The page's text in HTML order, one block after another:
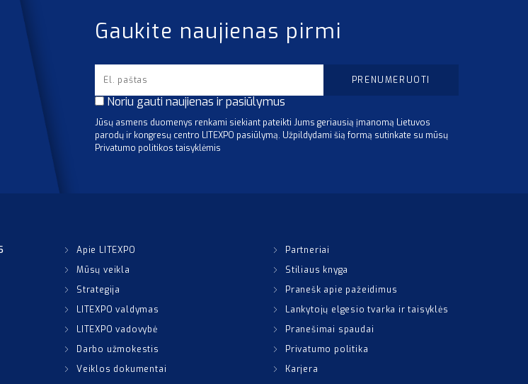
Gaukite naujienas pirmi
Noriu gauti naujienas ir pasiūlymus
Jūsų asmens duomenys renkami siekiant pateikti Jums geriausią įmanomą Lietuvos
parodų ir kongresų centro LITEXPO pasiūlymą. Užpildydami šią formą sutinkate su mūsų
Privatumo politikos taisyklėmis
Apie LITEXPO
Mūsų veikla
Strategija
LITEXPO valdymas
LITEXPO vadovybė
Darbo užmokestis
Veiklos dokumentai
Partneriai
Stiliaus knyga
Pranešk apie pažeidimus
Lankytojų elgesio tvarka ir taisyklės
Pranešimai spaudai
Privatumo politika
Karjera